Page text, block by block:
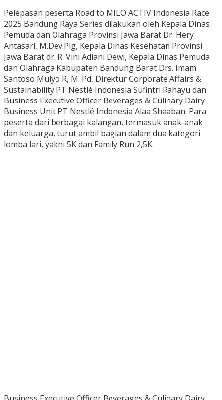
Pelepasan peserta Road to MILO ACTIV Indonesia Race
2025 Bandung Raya Series dilakukan oleh Kepala Dinas
Pemuda dan Olahraga Provinsi Jawa Barat Dr. Hery
Antasari, M.Dev.Plg, Kepala Dinas Kesehatan Provinsi
Jawa Barat dr. R. Vini Adiani Dewi, Kepala Dinas Pemuda
dan Olahraga Kabupaten Bandung Barat Drs. Imam
Santoso Mulyo R, M. Pd, Direktur Corporate Affairs &
Sustainability PT Nestlé Indonesia Sufintri Rahayu dan
Business Executive Officer Beverages & Culinary Dairy
Business Unit PT Nestlé Indonesia Alaa Shaaban. Para
peserta dari berbagai kalangan, termasuk anak-anak
dan keluarga, turut ambil bagian dalam dua kategori
lomba lari, yakni 5K dan Family Run 2,5K.